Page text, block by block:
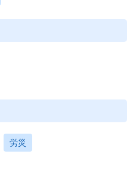
労災